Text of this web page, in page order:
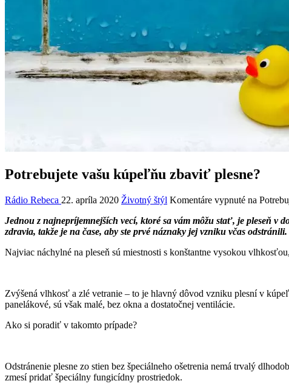
Potrebujete vašu kúpeľňu zbaviť plesne?
Rádio Rebeca 22. apríla 2020 Životný štýl Komentáre vypnuté na
Jednou z najnepríjemnejších vecí, ktoré sa vám môžu stať, je pleseň v
zdravia, takže je na čase, aby ste prvé náznaky jej vzniku včas odstránili.
Najviac náchylné na pleseň sú miestnosti s konštantne vysokou
Zvýšená vlhkosť a zlé vetranie – to je hlavný dôvod vzniku plesní v
panelákové, sú však malé, bez okna a dostatočnej ventilácie.
Ako si poradiť v takomto prípade?
Odstránenie plesne zo stien bez špeciálneho ošetrenia nemá trvalý
zmesí pridať špeciálny fungicídny prostriedok.